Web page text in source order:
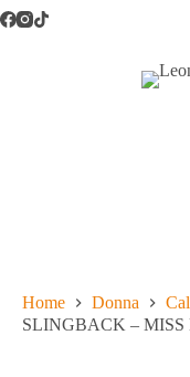
Salta
al
Home Donna
SLINGBACK – MISS